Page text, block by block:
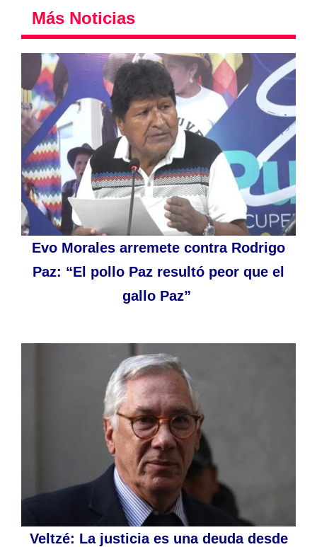
Más Noticias
Evo Morales arremete contra Rodrigo
Paz: “El pollo Paz resultó peor que el
gallo Paz”
Veltzé: La justicia es una deuda desde